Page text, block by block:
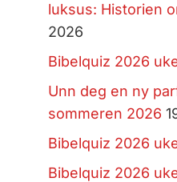
luksus: Historien
2026
Bibelquiz 2026
Unn deg en ny
sommeren 2026
Bibelquiz 2026
Bibelquiz 2026